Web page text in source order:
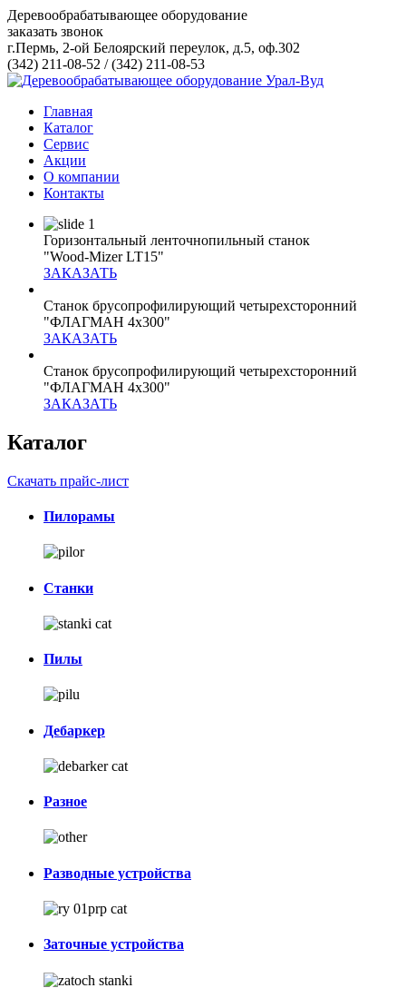
Деревообрабатывающее оборудование
заказать звонок
г.Пермь, 2-ой Белоярский переулок, д.5, оф.302
(342) 211-08-52 /(342) 211-08-53
Главная
Каталог
Сервис
Акции
О компании
Контакты
Горизонтальный ленточнопильный станок
"Wood-Mizer LT15"
ЗАКАЗАТЬ
Станок брусопрофилирующий четырехсторонний
"ФЛАГМАН 4х300"
ЗАКАЗАТЬ
Станок брусопрофилирующий четырехсторонний
"ФЛАГМАН 4х300"
ЗАКАЗАТЬ
Каталог
Скачать прайс-лист
Пилорамы
Станки
Пилы
Дебаркер
Разное
Разводные устройства
Заточные устройства